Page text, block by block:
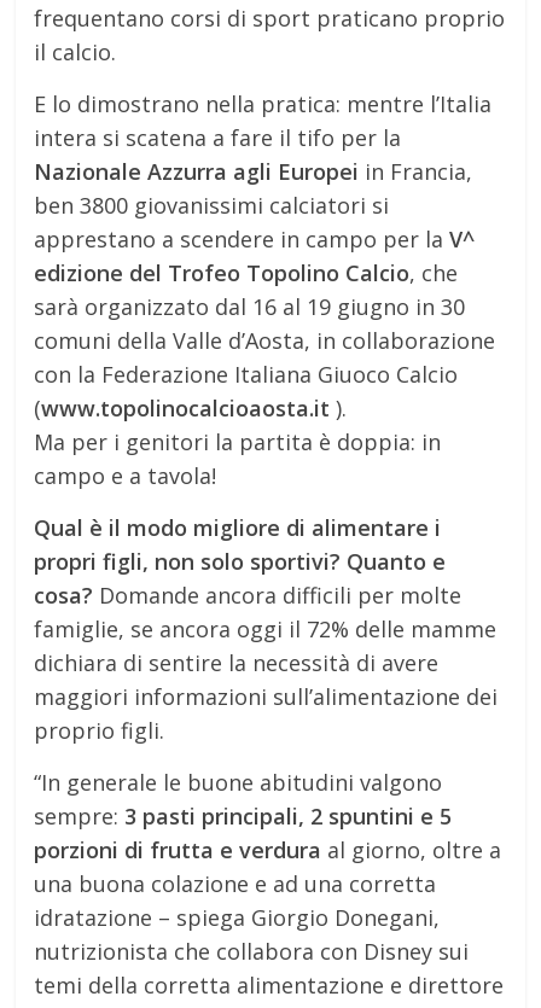
frequentano corsi di sport praticano proprio
il calcio.
E lo dimostrano nella pratica: mentre l’Italia
intera si scatena a fare il tifo per la
Nazionale Azzurra agli Europei in Francia,
ben 3800 giovanissimi calciatori si
apprestano a scendere in campo per laV^
edizione del Trofeo Topolino Calcio, che
sarà organizzato dal 16 al 19 giugno in 30
comuni della Valle d’Aosta, in collaborazione
con la Federazione Italiana Giuoco Calcio
(www.topolinocalcioaosta.it ).
Ma per i genitori la partita è doppia: in
campo e a tavola!
Qual è il modo migliore di alimentare i
propri figli, non solo sportivi? Quanto e
cosa? Domande ancora difficili per molte
famiglie, se ancora oggi il 72% delle mamme
dichiara di sentire la necessità di avere
maggiori informazioni sull’alimentazione dei
proprio figli.
“In generale le buone abitudini valgono
sempre: 3 pasti principali, 2 spuntini e 5
porzioni di frutta e verdura al giorno, oltre a
una buona colazione e ad una corretta
idratazione – spiega Giorgio Donegani,
nutrizionista che collabora con Disney sui
temi della corretta alimentazione e direttore